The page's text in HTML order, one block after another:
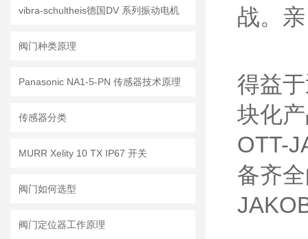
vibra-schultheis德国DV 系列振动电机
阀门种类原理
Panasonic NA1-5-PN 传感器技术原理
传感器分类
MURR Xelity 10 TX IP67 开关
阀门如何选型
阀门定位器工作原理
战。
得益
块化
OTT-
备齐